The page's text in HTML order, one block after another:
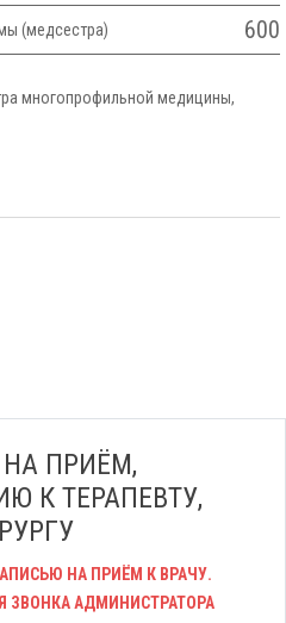
600
(медсестра)
многопрофильной медицины,
ПРИЁМ,
К ТЕРАПЕВТУ,
НА ПРИЁМ К ВРАЧУ.
ЗВОНКА АДМИНИСТРАТОРА